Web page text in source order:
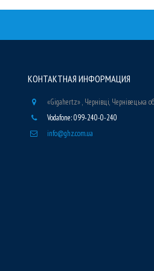
КОНТАКТНАЯ ИНФОРМАЦИЯ
«Gigahertz» , Чернівці, Чернівецька
Vodafone: 099-240-0-240
info@ghz.com.ua